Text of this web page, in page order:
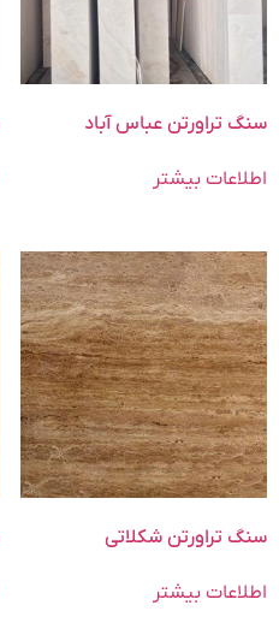
سنگ تراورتن عباس آباد
اطلاعات بیشتر
سنگ تراورتن شکلاتی
اطلاعات بیشتر